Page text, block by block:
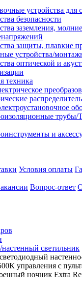
устройства
безопасности
заземления,
защиты, плавкие
устройства/
оптической и
техника
трубы/
и
Условия оплаты
Вопрос-ответ
светильник
управления с
ночник Extra